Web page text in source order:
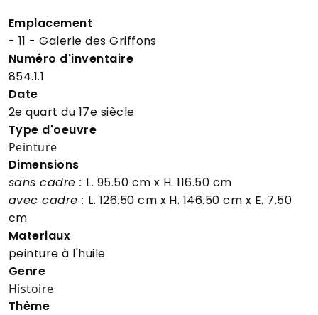
Emplacement
- 11 - Galerie des Griffons
Numéro d'inventaire
854.1.1
Date
2e quart du 17e siècle
Type d'oeuvre
Peinture
Dimensions
sans cadre : L. 95.50 cmx H. 116.50 cm
avec cadre : L. 126.50 cm x H. 146.50 cm x E. 7.50
cm
Materiaux
peinture à l'huile
Genre
Histoire
Thème